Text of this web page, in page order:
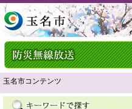
玉名市コンテンツ